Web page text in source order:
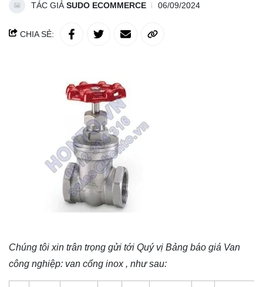
TÁC GIẢ SUDO ECOMMERCE 06/09/2024
CHIA SẺ:
Chúng tôi xin trân trọng gửi tới Quý vị Bảng báo giá Van
công nghiệp: van cổng inox , như sau: